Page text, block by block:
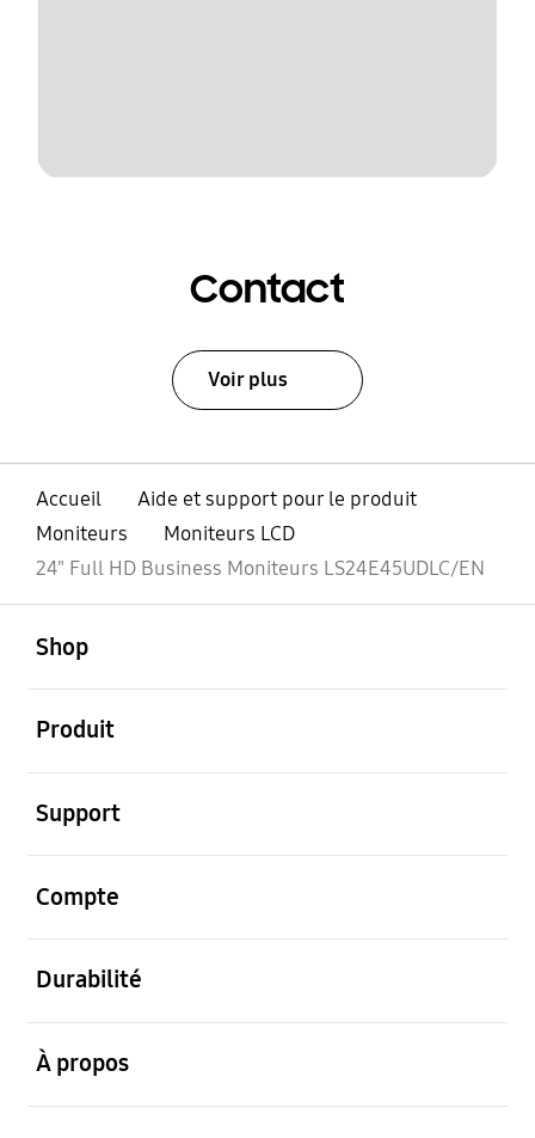
Contact
Voir plus
Accueil
Aide et support pour le produit
Moniteurs
Moniteurs LCD
24" Full HD Business Moniteurs LS24E45UDLC/EN
Shop
Produit
Support
Compte
Durabilité
À propos